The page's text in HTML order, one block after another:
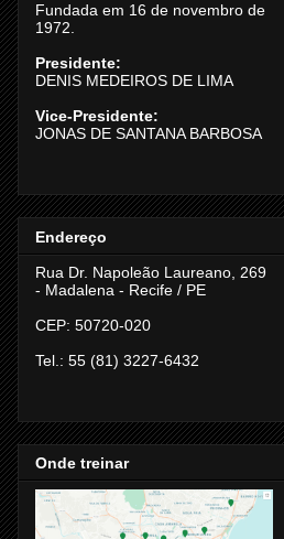
Fundada em 16 de novembro de
1972.
Presidente:
DENIS MEDEIROS DE LIMA
Vice-Presidente:
JONAS DE SANTANA BARBOSA
Endereço
Rua Dr. Napoleão Laureano, 269
- Madalena - Recife / PE
CEP: 50720-020
Tel.: 55 (81) 3227-6432
Onde treinar